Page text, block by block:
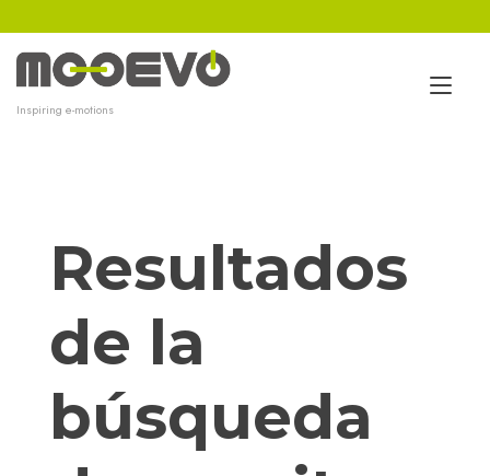
al
contenido
Inspiring e-motions
Resultados
de la
búsqueda